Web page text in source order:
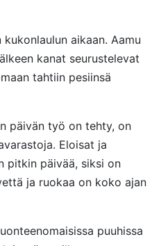
aikaan. Aamu
kanat seurustelevat
tahtiin pesiinsä
päivän työ on tehty, on
Eloisat ja
pitkin päivää, siksi on
ja ruokaa on koko ajan
puuhissa